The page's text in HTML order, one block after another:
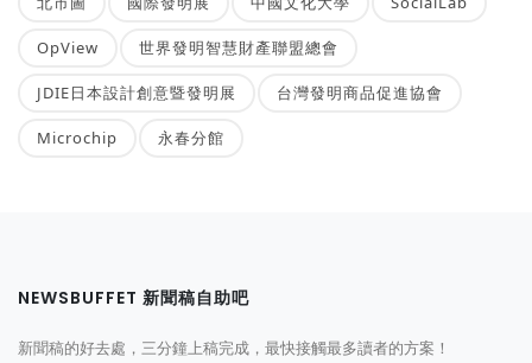
OpView 世界發明智慧財產聯盟總會
JDIE日本設計創意暨發明展 台灣發明商品促進協會
Microchip 永春分館
NEWSBUFFET 新聞稿自助吧
新聞稿的好去處，三分鐘上稿完成，最快接觸最多讀者的方案！